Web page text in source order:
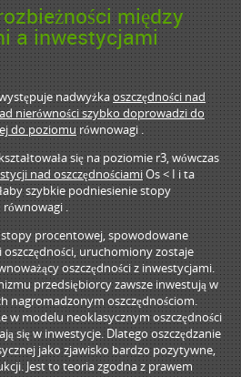
między
a inwestycjami
nadwyżkaoszczędności nad
nierówności szybko doprowadzi do
do poziomurównowagi .
się na poziomie r3, wówczas
nad oszczędnościamiOs < I i ta
szybkie podniesienie stopy
.
procentowej, spowodowane
uruchomiony zostaje
oszczędności z inwestycjami.
przedsiębiorcy zawsze inwestują w
nagromadzonym oszczędnościom.
w modelu neoklasycznym oszczędności
się w inwestycje. Dlatego oszczędzanie
jako zjawisko bardzo pozytywne,
Jest to teoria zgodna z prawem